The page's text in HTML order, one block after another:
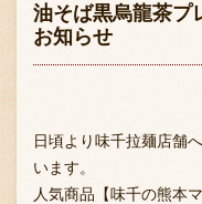
油そば黒烏龍茶プ
お知らせ
日頃より味千拉麺店舗
います。
人気商品【味千の熊本